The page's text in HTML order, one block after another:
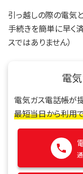
引っ越しの際の電気
手続きを簡単に早く
スではありません）
電
電気ガス電話帳が
最短当日から利用